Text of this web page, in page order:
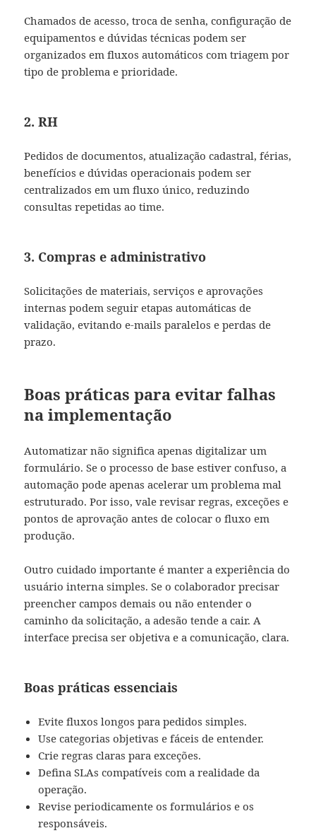
Chamados de acesso, troca de senha, configuração de
equipamentos e dúvidas técnicas podem ser
organizados em fluxos automáticos com triagem por
tipo de problema e prioridade.
2. RH
Pedidos de documentos, atualização cadastral, férias,
benefícios e dúvidas operacionais podem ser
centralizados em um fluxo único, reduzindo
consultas repetidas ao time.
3. Compras e administrativo
Solicitações de materiais, serviços e aprovações
internas podem seguir etapas automáticas de
validação, evitando e-mails paralelos e perdas de
prazo.
Boas práticas para evitar falhas
na implementação
Automatizar não significa apenas digitalizar um
formulário. Se o processo de base estiver confuso, a
automação pode apenas acelerar um problema mal
estruturado. Por isso, vale revisar regras, exceções e
pontos de aprovação antes de colocar o fluxo em
produção.
Outro cuidado importante é manter a experiência do
usuário interna simples. Se o colaborador precisar
preencher campos demais ou não entender o
caminho da solicitação, a adesão tende a cair. A
interface precisa ser objetiva e a comunicação, clara.
Boas práticas essenciais
Evite fluxos longos para pedidos simples.
Use categorias objetivas e fáceis de entender.
Crie regras claras para exceções.
Defina SLAs compatíveis com a realidade da
operação.
Revise periodicamente os formulários e os
responsáveis.